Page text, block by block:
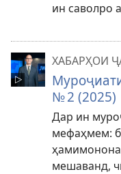
ин саволро
ХАБАРҲОИ
№ 2 (2025)
Дар ин
мефаҳмем:
мешаванд,